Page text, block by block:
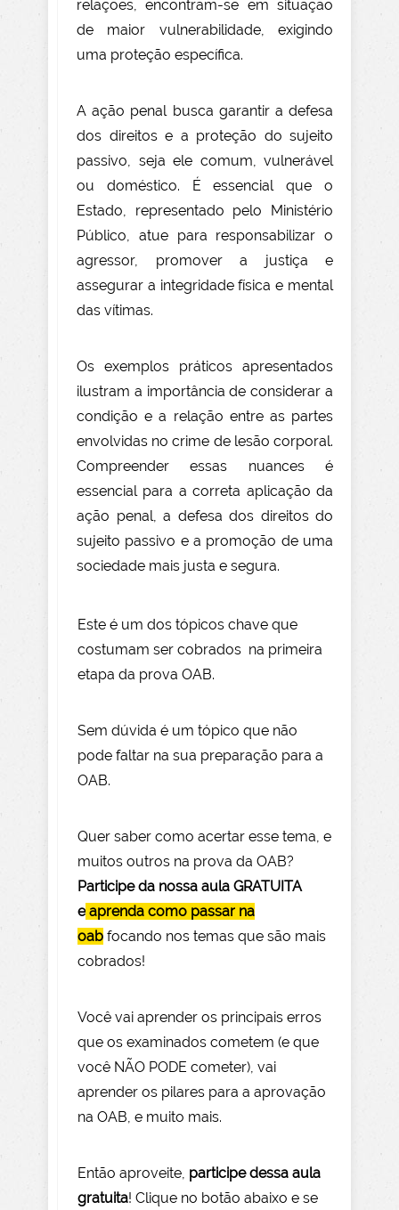
relações, encontram-se em situação
de maior vulnerabilidade, exigindo
uma proteção específica.
A ação penal busca garantir a defesa
dos direitos e a proteção do sujeito
passivo, seja ele comum, vulnerável
ou doméstico. É essencial que o
Estado, representado pelo Ministério
Público, atue para responsabilizar o
agressor, promover a justiça e
assegurar a integridade física e mental
das vítimas.
Os exemplos práticos apresentados
ilustram a importância de considerar a
condição e a relação entre as partes
envolvidas no crime de lesão corporal.
Compreender essas nuances é
essencial para a correta aplicação da
ação penal, a defesa dos direitos do
sujeito passivo e a promoção de uma
sociedade mais justa e segura.
Este é um dos tópicos chave que
costumam ser cobrados na primeira
etapa da prova OAB.
Sem dúvida é um tópico que não
pode faltar na sua preparação para a
OAB.
Quer saber como acertar esse tema, e
muitos outros na prova da OAB?
Participe da nossa aula GRATUITA
e aprenda como passar na
oab focando nos temas que são mais
cobrados!
Você vai aprender os principais erros
que os examinados cometem (e que
você NÃO PODE cometer), vai
aprender os pilares para a aprovação
na OAB, e muito mais.
Então aproveite, participe dessa aula
gratuita! Clique no botão abaixo e se